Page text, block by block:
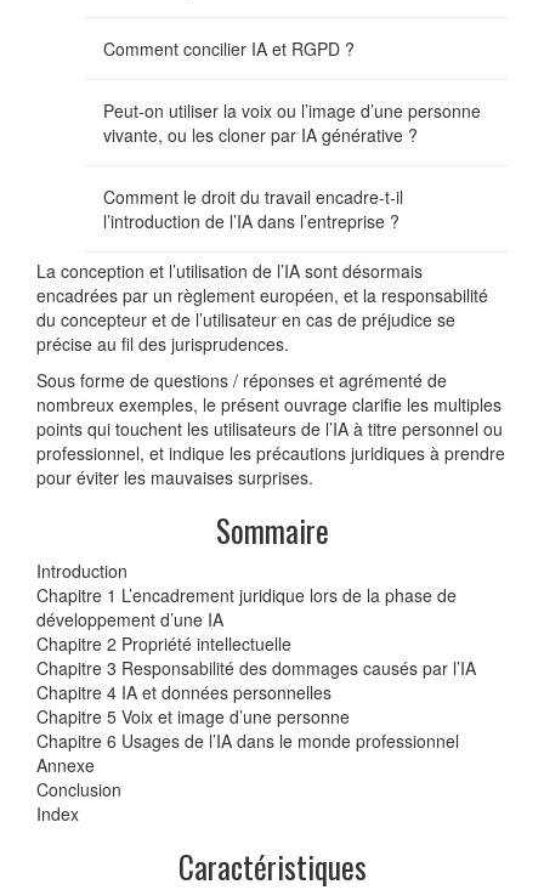
Comment concilier IA et RGPD ?
Peut-on utiliser la voix ou l’image d’une personne
vivante, ou les cloner par IA générative ?
Comment le droit du travail encadre-t-il
l’introduction de l’IA dans l’entreprise ?
La conception et l’utilisation de l’IA sont désormais
encadrées par un règlement européen, et la responsabilité
du concepteur et de l’utilisateur en cas de préjudice se
précise au fil des jurisprudences.
Sous forme de questions / réponses et agrémenté de
nombreux exemples, le présent ouvrage clarifie les multiples
points qui touchent les utilisateurs de l’IA à titre personnel ou
professionnel, et indique les précautions juridiques à prendre
pour éviter les mauvaises surprises.
Sommaire
Introduction
Chapitre 1 L’encadrement juridique lors de la phase de
développement d’une IA
Chapitre 2 Propriété intellectuelle
Chapitre 3 Responsabilité des dommages causés par l’IA
Chapitre 4 IA et données personnelles
Chapitre 5 Voix et image d’une personne
Chapitre 6 Usages de l’IA dans le monde professionnel
Annexe
Conclusion
Index
Caractéristiques